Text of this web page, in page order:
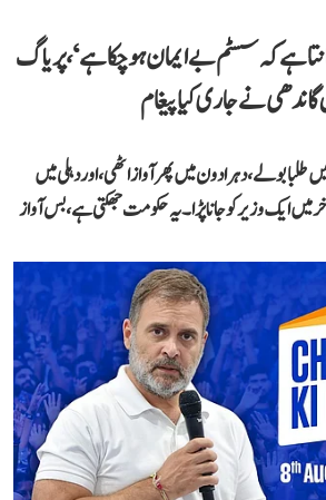
ہے کہ سسٹم بے ایمان ہو چکا ہے‘، پریاگ
نے جاری کیا پیغام
طلبا بولے، دہرادون میں پھر آواز اٹھی، اور دہلی میں
میں ایک وزیر کو جانا پڑا۔ یہ حکومت جھکتی ہے، بس آواز